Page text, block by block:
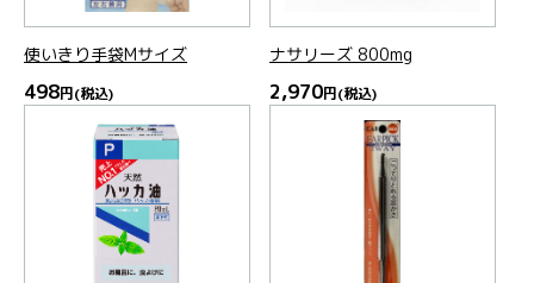
使いきり手袋Mサイズ
498円(税込)
ナサリーズ 800mg
2,970円(税込)